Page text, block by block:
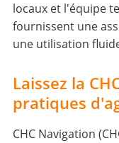
locaux et l'équipe
fournissent une
une utilisation
Laissez la
pratiques
CHC Navigation